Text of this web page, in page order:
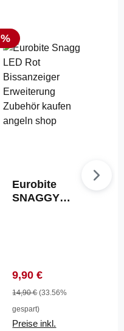
Rabatt
%
Eurobite
SNAGGY
er
Verkaufspreis:
9,90 €
14,90 € (33.56%
gespart)
Preise inkl.